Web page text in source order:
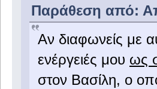
Παράθεση από:
Αν διαφωνείς με
ενέργειές μου ως
στον Βασίλη, ο